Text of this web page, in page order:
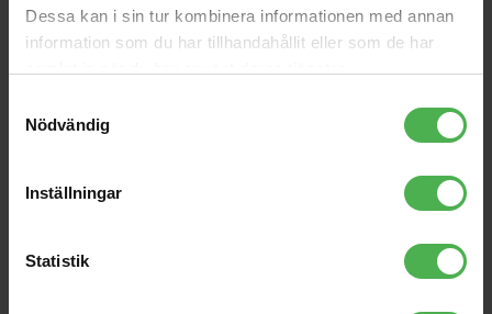
Dessa kan i sin tur kombinera informationen med annan
information som du har tillhandahållit eller som de har
Nödvändig
Inställningar
Statistik
Eurolite Mirror Ball Set 20cm med Pinspot – Perfekt
för discokänsla!
professionella paket. Idealisk för hem, klubbar eller